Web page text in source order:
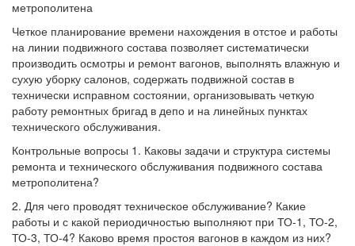
метрополитена
Четкое планирование времени нахождения в отстое и работы
на линии подвижного состава позволяет систематически
производить осмотры и ремонт вагонов, выполнять влажную и
сухую уборку салонов, содержать подвижной состав в
технически исправном состоянии, организовывать четкую
работу ремонтных бригад в депо и на линейных пунктах
технического обслуживания.
Контрольные вопросы 1. Каковы задачи и структура системы
ремонта и технического обслуживания подвижного состава
метрополитена?
2. Для чего проводят техническое обслуживание? Какие
работы и с какой периодичностью выполняют при ТО-1, ТО-2,
ТО-3, ТО-4? Каково время простоя вагонов в каждом из них?